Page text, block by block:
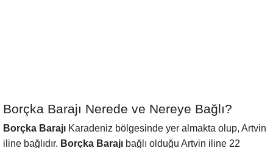
Borçka Barajı Nerede ve Nereye Bağlı?
Borçka Barajı Karadeniz bölgesinde yer almakta olup, Artvin
iline bağlıdır. Borçka Barajı bağlı olduğu Artvin iline 22